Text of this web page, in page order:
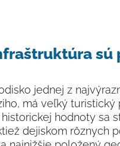
jednej z
má veľký
hodnoty sa
dejiskom rôznych